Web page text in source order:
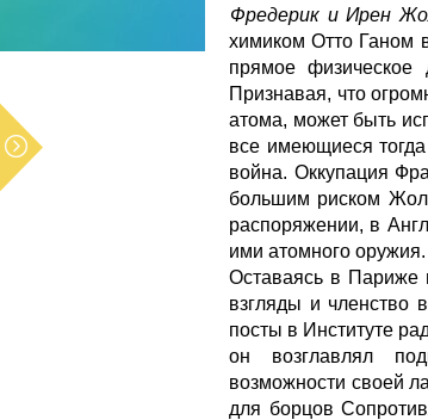
Фредерик и Ирен
химиком Отто Ганом
прямое физическое
Признавая, что
атома, может быть
все имеющиеся
война. Оккупация
большим риском
распоряжении, в
ими атомного оружия.
Оставаясь в Париже
взгляды и членство
посты в Институте
он возглавлял
возможности своей
для борцов